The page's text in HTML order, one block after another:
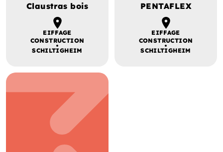
Claustras bois
EIFFAGE
CONSTRUCTION
SCHILTIGHEIM
PENTAFLEX
EIFFAGE
CONSTRUCTION
SCHILTIGHEIM